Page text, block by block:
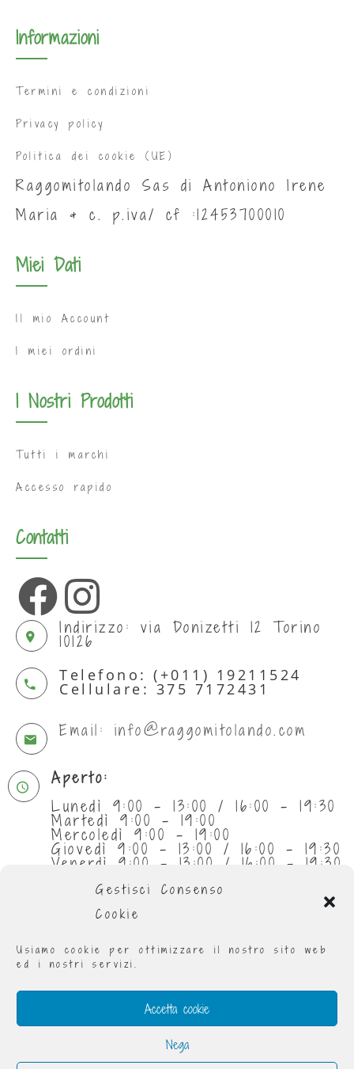
Gestisci Consenso
Cookie
Usiamo cookie per ottimizzare il nostro sito web
ed i nostri servizi.
Accetta cookie
Nega
Informazioni
Termini e condizioni
Privacy policy
Politica dei cookie (UE)
Raggomitolando Sas di Antoniono Irene
Maria & c. p.iva/ cf :12453700010
Miei Dati
Il mio Account
I miei ordini
I Nostri Prodotti
Tutti i marchi
Accesso rapido
Contatti
Indirizzo: via Donizetti 12 Torino
10126
Telefono: (+011) 19211524
Cellulare: 375 7172431
Email: info@raggomitolando.com
Aperto:
Lunedì 9:00 - 13:00 / 16:00 - 19:30
Martedì 9:00 - 19:00
Mercoledì 9:00 - 19:00
Giovedì 9:00 - 13:00 / 16:00 - 19:30
Venerdì 9:00 - 13:00 / 16:00 - 19:30